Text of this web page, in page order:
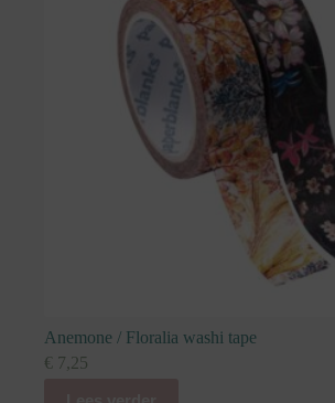
Anemone / Floralia washi tape
€ 7,25